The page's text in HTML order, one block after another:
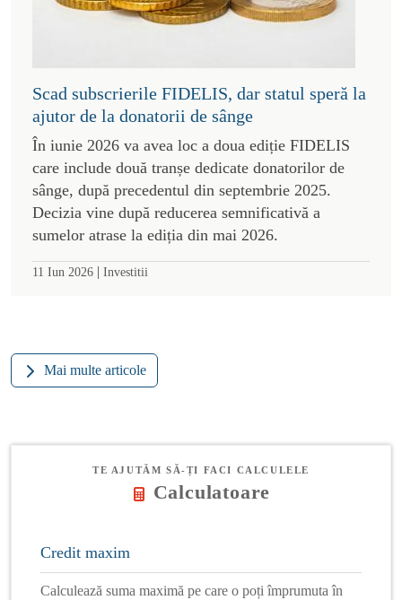
Scad subscrierile FIDELIS, dar statul speră la
ajutor de la donatorii de sânge
În iunie 2026 va avea loc a doua ediție FIDELIS
care include două tranșe dedicate donatorilor de
sânge, după precedentul din septembrie 2025.
Decizia vine după reducerea semnificativă a
sumelor atrase la ediția din mai 2026.
11 Iun 2026 | Investitii
Mai multe articole
TE AJUTĂM SĂ-ȚI FACI CALCULELE
Calculatoare
Credit maxim
Calculează suma maximă pe care o poți împrumuta în